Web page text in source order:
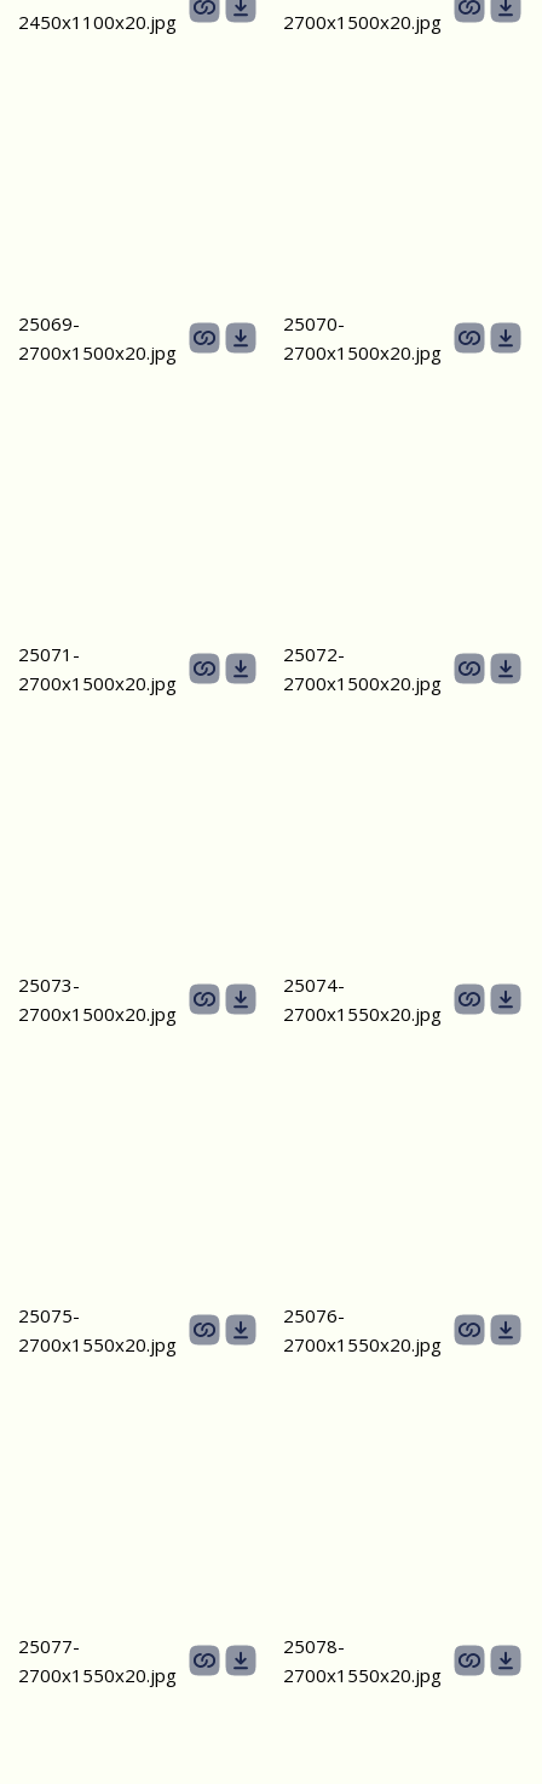
2450х1100x20.jpg
2700х1500x20.jpg
25069-
2700х1500x20.jpg
25070-
2700х1500x20.jpg
25071-
2700х1500x20.jpg
25072-
2700х1500x20.jpg
25073-
2700х1500x20.jpg
25074-
2700х1550x20.jpg
25075-
2700х1550x20.jpg
25076-
2700х1550x20.jpg
25077-
2700х1550x20.jpg
25078-
2700х1550x20.jpg